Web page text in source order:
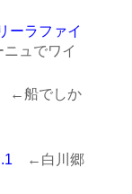
ーラファイ
ュでワイ
←船でしか
←白川郷